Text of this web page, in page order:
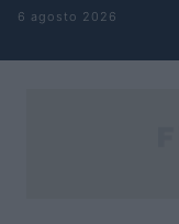
Saltar al contenido
6 agosto 2026